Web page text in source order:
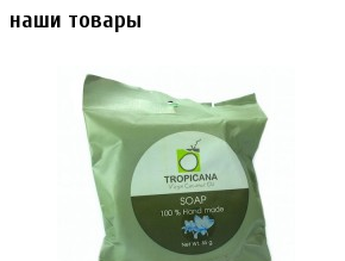
наши товары